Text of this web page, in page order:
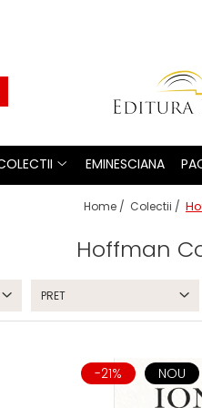
EMINESCIANA
Home / Colectii /
Hoffman
PRET
-21% NOU